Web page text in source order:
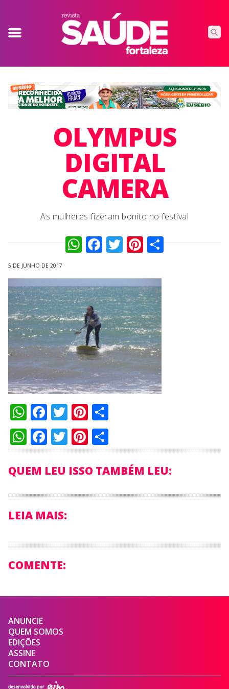
OLYMPUS
DIGITAL
CAMERA
As mulheres fizeram bonito no festival
WhatsApp
Facebook
TwitterPinterest
5 DE JUNHO DE 2017
WhatsApp
Facebook
Twitter
Pinterest
Compartilhar
WhatsApp
Facebook
Twitter
Pinterest
Compartilhar
QUEM LEU ISSO TAMBÉM LEU:
LEIA MAIS:
COMENTE:
ANUNCIE
QUEM SOMOS
EDIÇÕES
ASSINE
CONTATO